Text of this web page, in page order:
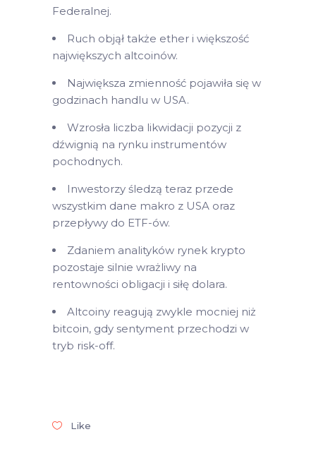
Federalnej.
Ruch objął także ether i większość
największych altcoinów.
Największa zmienność pojawiła się w
godzinach handlu w USA.
Wzrosła liczba likwidacji pozycji z
dźwignią na rynku instrumentów
pochodnych.
Inwestorzy śledzą teraz przede
wszystkim dane makro z USA oraz
przepływy do ETF-ów.
Zdaniem analityków rynek krypto
pozostaje silnie wrażliwy na
rentowności obligacji i siłę dolara.
Altcoiny reagują zwykle mocniej niż
bitcoin, gdy sentyment przechodzi w
tryb risk-off.
Like